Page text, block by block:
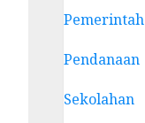
Pemerintah
Pendanaan
Sekolahan